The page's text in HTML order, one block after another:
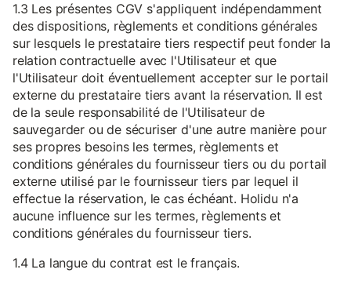
1.3 Les présentes CGV s'appliquent indépendamment
des dispositions, règlements et conditions générales
sur lesquels le prestataire tiers respectif peut fonder la
relation contractuelle avec l'Utilisateur et que
l'Utilisateur doit éventuellement accepter sur le portail
externe du prestataire tiers avant la réservation. Il est
de la seule responsabilité de l'Utilisateur de
sauvegarder ou de sécuriser d'une autre manière pour
ses propres besoins les termes, règlements et
conditions générales du fournisseur tiers ou du portail
externe utilisé par le fournisseur tiers par lequel il
effectue la réservation, le cas échéant. Holidu n'a
aucune influence sur les termes, règlements et
conditions générales du fournisseur tiers.
1.4 La langue du contrat est le français.